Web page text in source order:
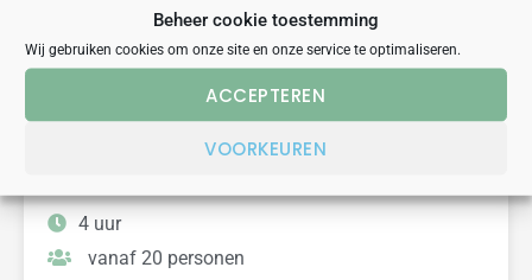
Beheer cookie toestemming
Wij gebruiken cookies om onze site en onze service te optimaliseren.
ACCEPTEREN
VOORKEUREN
CHARITY DINNER GAME IN ANTWERPEN
4 uur
vanaf 20 personen